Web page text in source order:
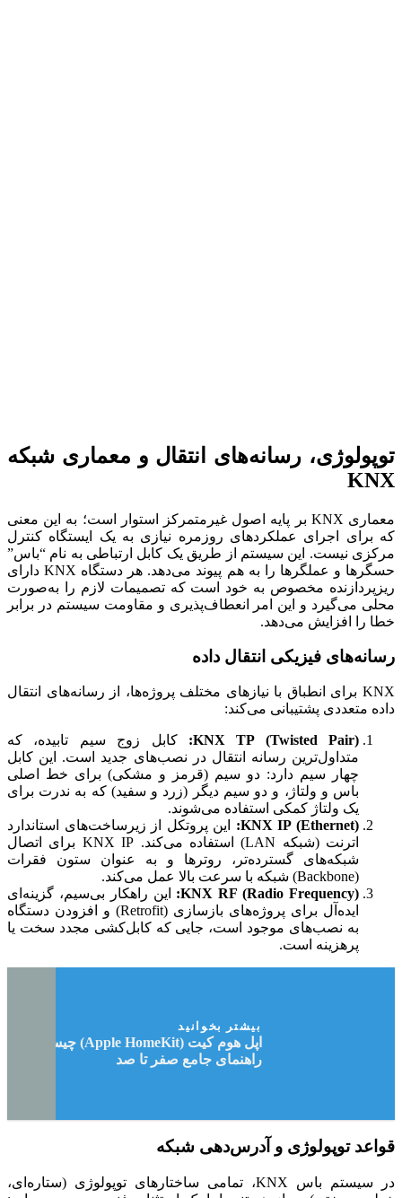
توپولوژی، رسانه‌های انتقال و معماری شبکه
KNX
معماری KNX بر پایه اصول غیرمتمرکز استوار است؛ به این معنی
که برای اجرای عملکردهای روزمره نیازی به یک ایستگاه کنترل
مرکزی نیست. این سیستم از طریق یک کابل ارتباطی به نام “باس”
حسگرها و عملگرها را به هم پیوند می‌دهد. هر دستگاه KNX دارای
ریزپردازنده مخصوص به خود است که تصمیمات لازم را به‌صورت
محلی می‌گیرد و این امر انعطاف‌پذیری و مقاومت سیستم در برابر
خطا را افزایش می‌دهد.
رسانه‌های فیزیکی انتقال داده
KNX برای انطباق با نیازهای مختلف پروژه‌ها، از رسانه‌های انتقال
داده متعددی پشتیبانی می‌کند:
KNX TP (Twisted Pair):
کابل زوج سیم تابیده، که
متداول‌ترین رسانه انتقال در نصب‌های جدید است. این کابل
چهار سیم دارد: دو سیم (قرمز و مشکی) برای خط اصلی
باس و ولتاژ، و دو سیم دیگر (زرد و سفید) که به ندرت برای
یک ولتاژ کمکی استفاده می‌شوند.
KNX IP (Ethernet):
این پروتکل از زیرساخت‌های استاندارد
اترنت (شبکه LAN) استفاده می‌کند. KNX IP برای اتصال
شبکه‌های گسترده‌تر، روترها و به عنوان ستون فقرات
(Backbone) شبکه با سرعت بالا عمل می‌کند.
KNX RF (Radio Frequency):
این راهکار بی‌سیم، گزینه‌ای
ایده‌آل برای پروژه‌های بازسازی (Retrofit) و افزودن دستگاه
به نصب‌های موجود است، جایی که کابل‌کشی مجدد سخت یا
پرهزینه است.
بیشتر بخوانید
اپل هوم کیت (Apple HomeKit) چیست؟
راهنمای جامع صفر تا صد
قواعد توپولوژی و آدرس‌دهی شبکه
در سیستم باس KNX، تمامی ساختارهای توپولوژی (ستاره‌ای،